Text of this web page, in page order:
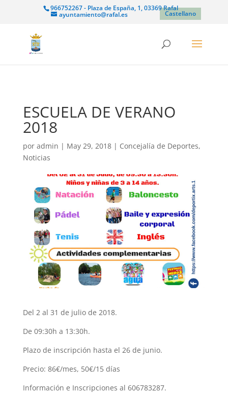
966752267 - Plaza de España, 1, 03369 Rafal
ayuntamiento@rafal.es Castellano
ESCUELA DE VERANO
2018
por admin | May 29, 2018| Concejalía de Deportes,
Noticias
Del 2 al 31 de julio de 2018.
De 09:30h a 13:30h.
Plazo de inscripción hasta el 26 de junio.
Precio: 86€/mes, 50€/15 días
Información e Inscripciones al 606783287.